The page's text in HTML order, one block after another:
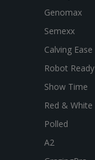
Genomax
Semexx
Calving Ease
Robot Ready
Show Time
Red & White
Polled
A2